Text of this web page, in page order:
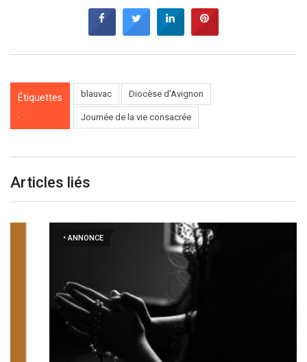
Étiquettes
:
blauvac Diocèse d'Avignon
Journée de la vie consacrée
Articles liés
• ANNONCE